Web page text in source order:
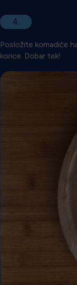
4.
Posložite komadiće
korice. Dobar tek!